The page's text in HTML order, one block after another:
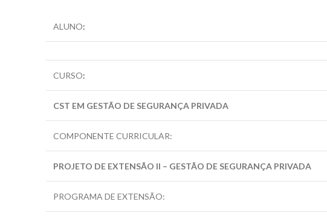
ALUNO:
CURSO:
CST EM GESTÃO DE SEGURANÇA PRIVADA
COMPONENTE CURRICULAR:
PROJETO DE EXTENSÃO II – GESTÃO DE SEGURANÇA PRIVADA
PROGRAMA DE EXTENSÃO: